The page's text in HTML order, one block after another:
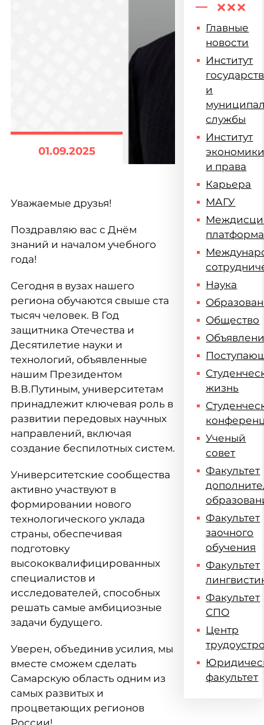
01.09.2025
Уважаемые друзья!
Поздравляю вас с Днём
знаний и началом учебного
года!
Сегодня в вузах нашего
региона обучаются свыше ста
тысяч человек. В Год
защитника Отечества и
Десятилетие науки и
технологий, объявленные
нашим Президентом
В.В.Путиным, университетам
принадлежит ключевая роль в
развитии передовых научных
направлений, включая
создание беспилотных систем.
Университетские сообщества
активно участвуют в
формировании нового
технологического уклада
страны, обеспечивая
подготовку
высококвалифицированных
специалистов и
исследователей, способных
решать самые амбициозные
задачи будущего.
Уверен, объединив усилия, мы
вместе сможем сделать
Самарскую область одним из
самых развитых и
процветающих регионов
России!
Главные
новости
Институт
и
службы
Институт
и права
Карьера
МАГУ
платформа
Наука
Общество
жизнь
Ученый
совет
Факультет
Факультет
заочного
обучения
Факультет
Факультет
СПО
Центр
факультет